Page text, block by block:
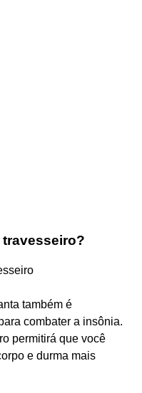
também é
combater a insônia.
permitirá que você
e durma mais